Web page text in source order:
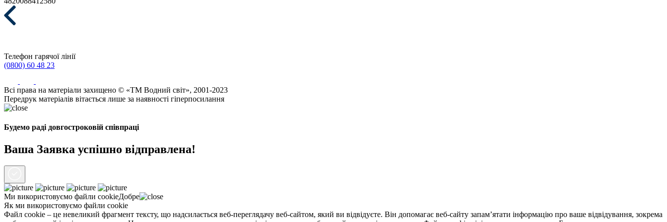
Телефон гарячої лінії
(0800) 60 48 23
Всі права на матеріали захищено © «ТМ Водний світ», 2001-2023
Передрук матеріалів вітається лише за наявності гіперпосилання
Будемо раді довгостроковій співпраці
Ваша Заявка успішно відправлена!
Ми використовуємо файли cookieДобре
Як ми використовуємо файли cookie
Файл cookie – це невеликий фрагмент тексту, що надсилається веб-переглядачу веб-сайтом, який ви відвідуєте. Він допомагає веб-сайту запам’ятати інформацію про ваше відвідування, зокрема